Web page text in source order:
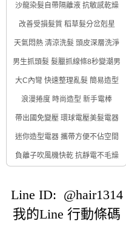
沙龍染髮自帶隔離液 抗敏感乾燥
改善受損髮質 稻草髮分岔剋星
天氣悶熱 清涼洗髮 頭皮深層洗淨
男生抓頭髮 髮臘抓線條8秒變潮男
大C內彎 快速整理亂髮 簡易造型
浪漫捲度 時尚造型 新手電棒
帶出國免變壓 環球電壓美髮電器
迷你造型電器 攜帶方便不佔空間
負離子吹風機快乾 抗靜電不毛燥
Line ID: @hair1314
我的Line 行動條碼